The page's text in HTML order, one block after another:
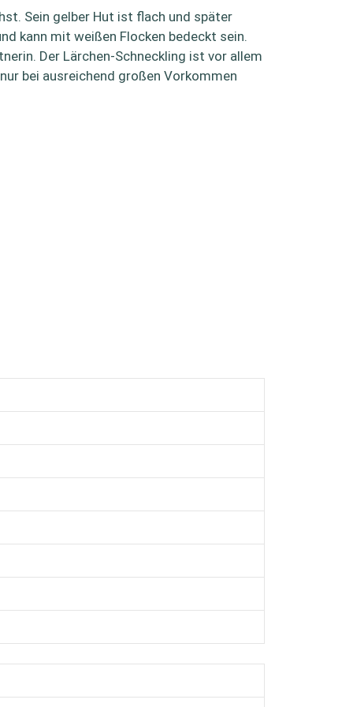
Sein gelber Hut ist flach und später
kann mit weißen Flocken bedeckt sein.
Der Lärchen-Schneckling ist vor allem
bei ausreichend großen Vorkommen